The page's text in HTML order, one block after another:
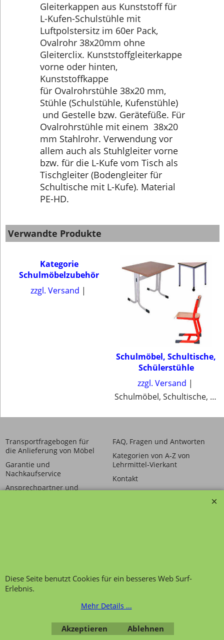
Gleiterkappen aus Kunststoff für
L-Kufen-Schulstühle mit
Luftpolstersitz im 60er Pack,
Ovalrohr 38x20mm ohne
Gleiterclix. Kunststoffgleiterkappe
vorne oder hinten,
Kunststoffkappe
für Ovalrohrstühle 38x20 mm,
Stühle (Schulstühle, Kufenstühle)
und Gestelle bzw. Gerätefüße. Für
Ovalrohrstühle mit einem 38x20
mm Stahlrohr. Verwendung vor
allem auch als Stuhlgleiter vorne
bzw. für die L-Kufe vom Tisch als
Tischgleiter (Bodengleiter für
Schultische mit L-Kufe). Material
PE-HD.
Verwandte Produkte
Kategorie
Schulmöbelzubehör
zzgl. Versand
Schulmöbel, Schultische,
Schülerstühle
zzgl. Versand
Schulmöbel, Schultische, Schülerstühle
Transportfragebogen für
die Anlieferung von Möbel
Garantie und
Nachkaufservice
Ansprechpartner und
FAQ, Fragen und Antworten
Kategorien von A-Z von
Lehrmittel-Vierkant
Kontakt
Kategorien,Kontaktformular,Impressum
Datenschutz
Diese Seite benutzt Cookies für ein besseres Web Surf-
Erlebnis.
Mehr Details ...
Akzeptieren Ablehnen